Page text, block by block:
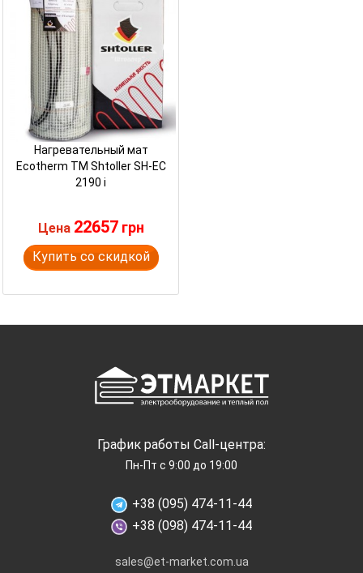
Нагревательный мат
Ecotherm TM Shtoller SH-EC
2190 i
Цена 22657 грн
Купить со скидкой
График работы Call-центра:
Пн-Пт с 9:00 до 19:00
+38 (095) 474-11-44
+38 (098) 474-11-44
sales@et-market.com.ua